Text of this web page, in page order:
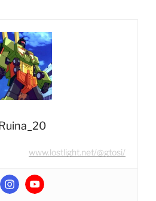
www.lostlight.net/@gtosi/